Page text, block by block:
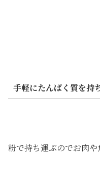
手軽にたんぱく質を持
粉で持ち運ぶのでお肉や